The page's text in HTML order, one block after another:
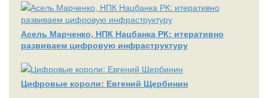
Асель Марченко, НПК Нацбанка РК: итеративно
развиваем цифровую инфраструктуру
Цифровые короли: Евгений Щербинин